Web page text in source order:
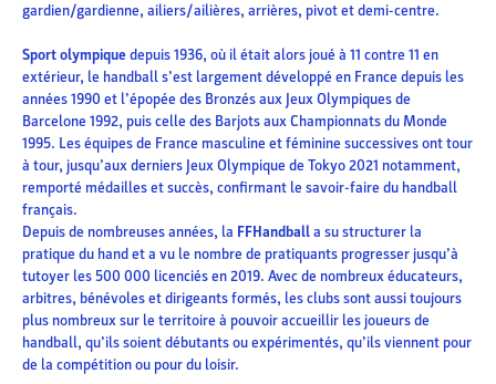
gardien/gardienne, ailiers/ailières, arrières, pivot et demi-centre.
Sport olympiquedepuis 1936, où il était alors joué à 11 contre 11 en
extérieur, le handball s’est largement développé en France depuis les
années 1990 et l’épopée des Bronzés aux Jeux Olympiques de
Barcelone 1992, puis celle des Barjots aux Championnats du Monde
1995. Les équipes de France masculine et féminine successives ont tour
à tour, jusqu’aux derniers Jeux Olympique de Tokyo 2021 notamment,
remporté médailles et succès, confirmant le savoir-faire du handball
français.
Depuis de nombreuses années, la FFHandballa su structurer la
pratique du hand et a vu le nombre de pratiquants progresser jusqu’à
tutoyer les 500 000 licenciés en 2019. Avec de nombreux éducateurs,
arbitres, bénévoles et dirigeants formés, les clubs sont aussi toujours
plus nombreux sur le territoire à pouvoir accueillir les joueurs de
handball, qu’ils soient débutants ou expérimentés, qu’ils viennent pour
de la compétition ou pour du loisir.